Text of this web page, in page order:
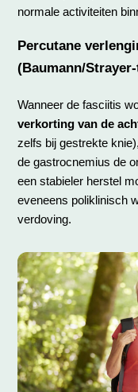
normale activiteiten
Percutane
(Baumann/
Wanneer de fasciitis
verkorting van de
zelfs bij gestrekte
de gastrocnemius de
een stabieler herstel
eveneens poliklinisch
verdoving.